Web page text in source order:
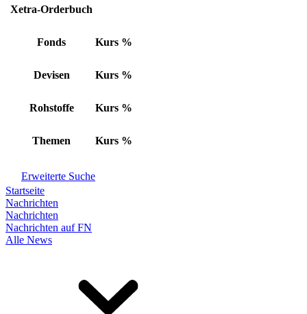
Xetra-Orderbuch
Fonds Kurs %
Devisen Kurs %
Rohstoffe Kurs %
Themen Kurs %
Erweiterte Suche
Startseite
Nachrichten
Nachrichten
Nachrichten auf FN
Alle News